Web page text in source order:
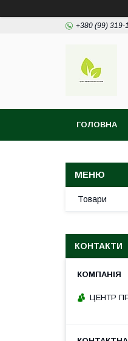
+380 (99) 319-
ГОЛОВНА
Товари
КОНТАКТИ
ЦЕНТР